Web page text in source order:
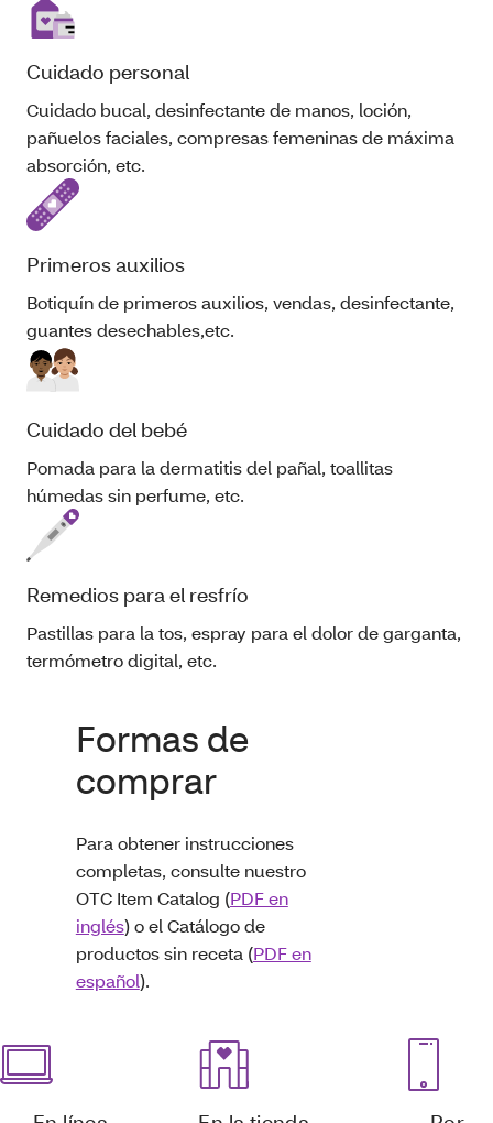
Cuidado personal
Cuidado bucal, desinfectante de manos, loción,
pañuelos faciales, compresas femeninas de máxima
absorción, etc.
Primeros auxilios
Botiquín de primeros auxilios, vendas, desinfectante,
guantes desechables,etc.
Cuidado del bebé
Pomada para la dermatitis del pañal, toallitas
húmedas sin perfume, etc.
Remedios para el resfrío
Pastillas para la tos, espray para el dolor de garganta,
termómetro digital, etc.
Formas de
comprar
Para obtener instrucciones
completas, consulte nuestro
OTC Item Catalog (PDF en
inglés) o el Catálogo de
productos sin receta (PDF en
español).